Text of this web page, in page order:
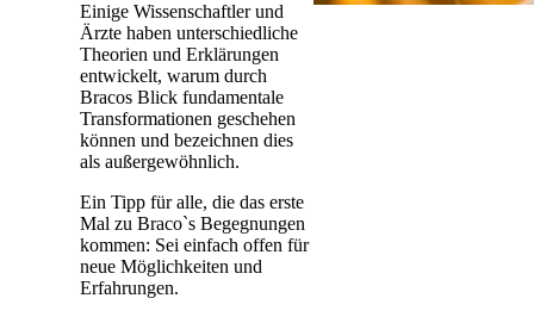
Einige Wissenschaftler und
Ärzte haben unterschiedliche
Theorien und Erklärungen
entwickelt, warum durch
Bracos Blick fundamentale
Transformationen geschehen
können und bezeichnen dies
als außergewöhnlich.
Ein Tipp für alle, die das erste
Mal zu Braco`s Begegnungen
kommen: Sei einfach offen für
neue Möglichkeiten und
Erfahrungen.